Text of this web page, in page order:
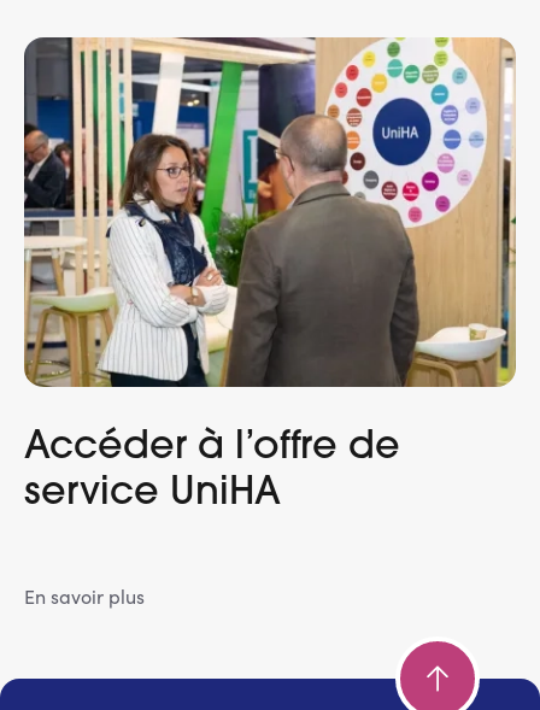
Accéder à l’offre de
service UniHA
En savoir plus